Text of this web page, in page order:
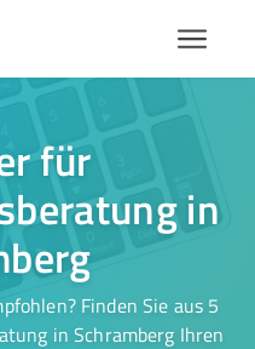
für
in
Finden Sie aus 5
in Schramberg Ihren